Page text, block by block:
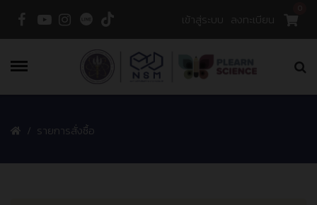
เข้าสู่ระบบ ลงทะเบียน
Menu
รายการสั่งซื้อ